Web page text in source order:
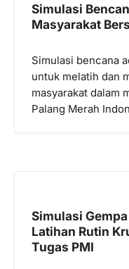
Simulasi
Masyarakat
Simulasi bencana
untuk melatih dan
masyarakat dalam
Palang Merah
Simulasi
Latihan Rutin
Tugas PMI